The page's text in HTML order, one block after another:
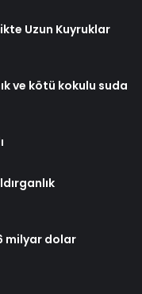
Uzun Kuyruklar
ve kötü kokulu suda
milyar dolar